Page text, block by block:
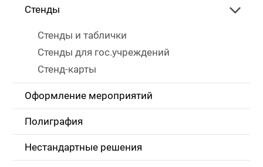
Стенды
Стенды и таблички
Стенды для гос.учреждений
Стенд-карты
Оформление мероприятий
Полиграфия
Нестандартные решения